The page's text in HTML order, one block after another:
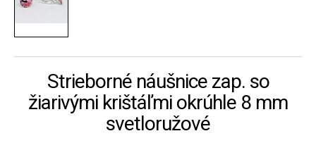
Strieborné náušnice zap. so
žiarivými krištáľmi okrúhle 8 mm
svetloružové